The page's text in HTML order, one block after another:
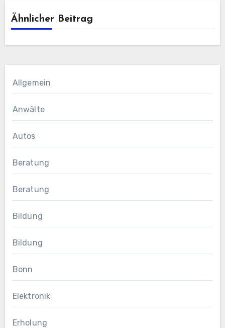
Ähnlicher Beitrag
Allgemein
Anwälte
Autos
Beratung
Beratung
Bildung
Bildung
Bonn
Elektronik
Erholung